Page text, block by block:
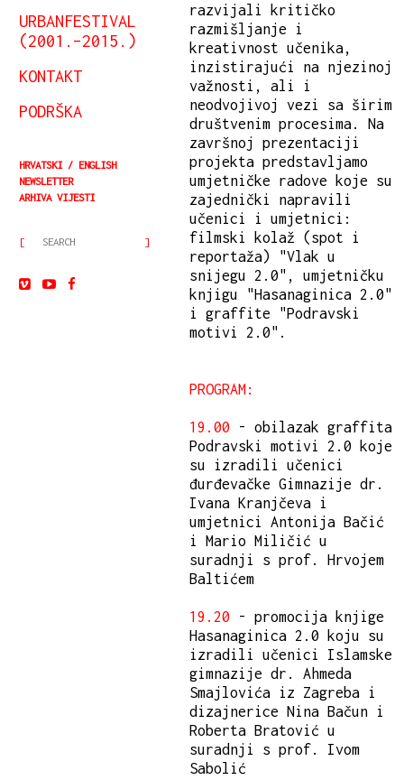
URBANFESTIVAL
(2001.–2015.)
KONTAKT
PODRŠKA
HRVATSKI
ENGLISH
NEWSLETTER
ARHIVA VIJESTI
razvijali kritičko
razmišljanje i
kreativnost učenika,
inzistirajući na njezinoj
važnosti, ali i
neodvojivoj vezi sa širim
društvenim procesima. Na
završnoj prezentaciji
projekta predstavljamo
umjetničke radove koje su
zajednički napravili
učenici i umjetnici:
filmski kolaž (spot i
reportaža) "Vlak u
snijegu 2.0", umjetničku
knjigu "Hasanaginica 2.0"
i graffite "Podravski
motivi 2.0".
PROGRAM:
19.00 - obilazak graffita
Podravski motivi 2.0 koje
su izradili učenici
đurđevačke Gimnazije dr.
Ivana Kranjčeva i
umjetnici Antonija Bačić
i Mario Miličić u
suradnji s prof. Hrvojem
Baltićem
19.20 - promocija knjige
Hasanaginica 2.0 koju su
izradili učenici Islamske
gimnazije dr. Ahmeda
Smajlovića iz Zagreba i
dizajnerice Nina Bačun i
Roberta Bratović u
suradnji s prof. Ivom
Sabolić